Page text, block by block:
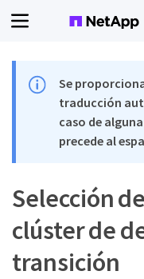
Se
traducción
caso de
precede al
Selección
clúster de
transición